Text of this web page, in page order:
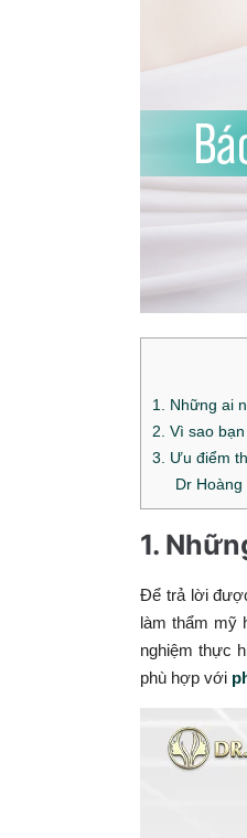
1. Những ai
2. Vì sao
3. Ưu điểm
Dr
1.
Để trả lời
làm thẩm mỹ
nghiệm thực
phù hợp với